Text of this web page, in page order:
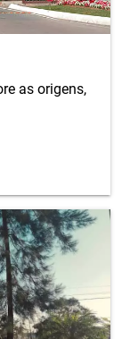
as origens,